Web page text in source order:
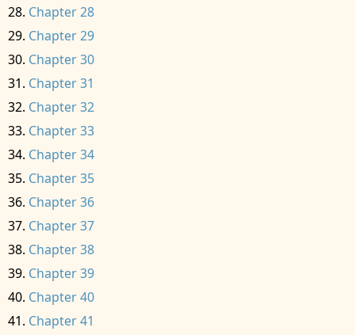
Chapter 28
Chapter 29
Chapter 30
Chapter 31
Chapter 32
Chapter 33
Chapter 34
Chapter 35
Chapter 36
Chapter 37
Chapter 38
Chapter 39
Chapter 40
Chapter 41